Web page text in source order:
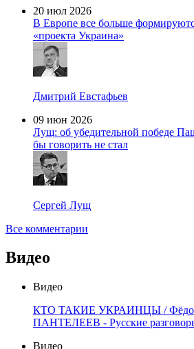
20 июл 2026
В Европе все больше
«проекта Украина»
Дмитрий Евстафьев
09 июн 2026
Лущ: об убедительной победе
бы говорить не стал
Сергей Лущ
Все комментарии
Видео
Видео
КТО ТАКИЕ УКРАИНЦЫ /
ПАНТЕЛЕЕВ - Русские
Видео